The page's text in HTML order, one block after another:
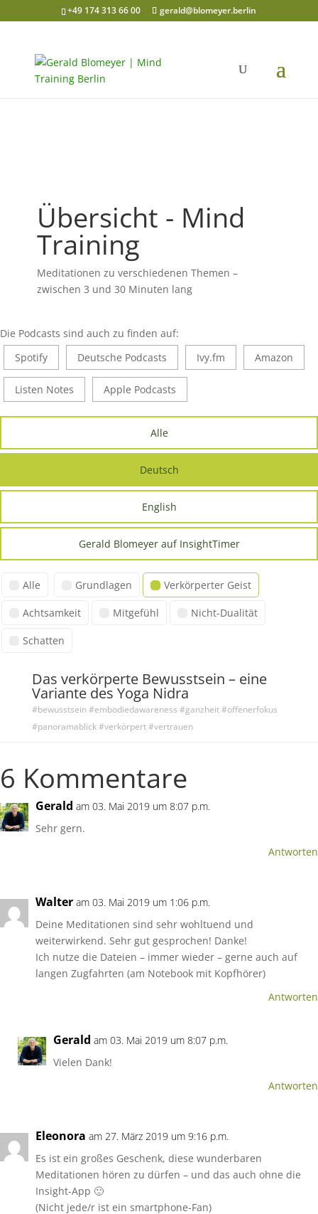
+49 174 313 66 00 gerald@blomeyer.berlin
Übersicht - Mind
Training
Meditationen zu verschiedenen Themen –
zwischen 3 und 30 Minuten lang
Die Podcasts sind auch zu finden auf:
Spotify
Deutsche Podcasts Ivy.fm Amazon
Listen Notes Apple Podcasts
Alle
Deutsch
English
Gerald Blomeyer auf InsightTimer
Alle Grundlagen Verkörperter Geist
Achtsamkeit Mitgefühl Nicht-Dualität
Schatten
Das verkörperte Bewusstsein – eine
Variante des Yoga Nidra
#bewusstsein #embodiedawareness #ganzheit #offenerfokus
#panoramablick #verkörpert #vertrauen
6 Kommentare
Gerald am 03. Mai 2019 um 8:07 p.m.
Sehr gern.
Antworten
Walter am 03. Mai 2019 um 1:06 p.m.
Deine Meditationen sind sehr wohltuend und
weiterwirkend. Sehr gut gesprochen! Danke!
Ich nutze die Dateien – immer wieder – gerne auch auf
langen Zugfahrten (am Notebook mit Kopfhörer)
Antworten
Gerald am 03. Mai 2019 um 8:07 p.m.
Vielen Dank!
Antworten
Eleonora am 27. März 2019 um 9:16 p.m.
Es ist ein großes Geschenk, diese wunderbaren
Meditationen hören zu dürfen – und das auch ohne die
Insight-App 🙂
(Nicht jede/r ist ein smartphone-Fan)